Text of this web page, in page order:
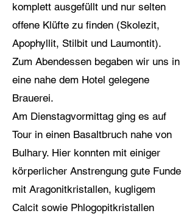
komplett ausgefüllt und nur selten
offene Klüfte zu finden (Skolezit,
Apophyllit, Stilbit und Laumontit).
Zum Abendessen begaben wir uns in
eine nahe dem Hotel gelegene
Brauerei.
Am Dienstagvormittag ging es auf
Tour in einen Basaltbruch nahe von
Bulhary. Hier konnten mit einiger
körperlicher Anstrengung gute Funde
mit Aragonitkristallen, kugligem
Calcit sowie Phlogopitkristallen